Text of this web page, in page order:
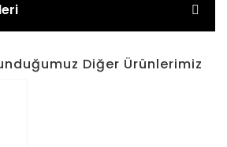
Diğer Ürünlerimiz